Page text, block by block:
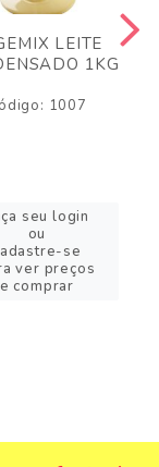
LEITE
1KG
1007
seu login
ou
se
ver preços
e comprar